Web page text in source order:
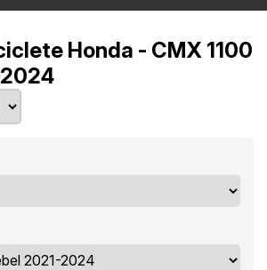
Honda - CMX 1100